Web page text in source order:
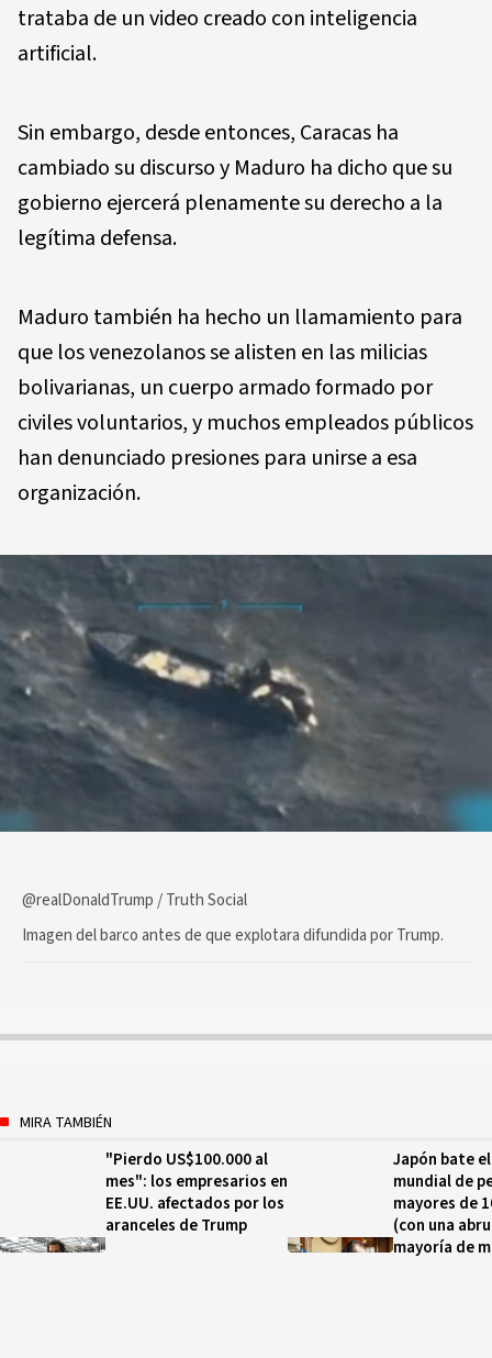
trataba de un video creado con inteligencia
artificial.
Sin embargo, desde entonces, Caracas ha
cambiado su discurso y Maduro ha dicho que su
gobierno ejercerá plenamente su derecho a la
legítima defensa.
Maduro también ha hecho un llamamiento para
que los venezolanos se alisten en las milicias
bolivarianas, un cuerpo armado formado por
civiles voluntarios, y muchos empleados públicos
han denunciado presiones para unirse a esa
organización.
@realDonaldTrump / Truth Social
Imagen del barco antes de que explotara difundida por Trump.
MIRA TAMBIÉN
"Pierdo US$100.000 al
mes": los empresarios en
EE.UU. afectados por los
aranceles de Trump
Japón bate
mundial de
mayores de
(con una
mayoría de